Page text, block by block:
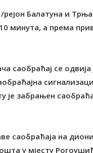
Балатуна и
минута, а према
саобраћај се одвија
забрањен
саобраћаја на
у мјесту